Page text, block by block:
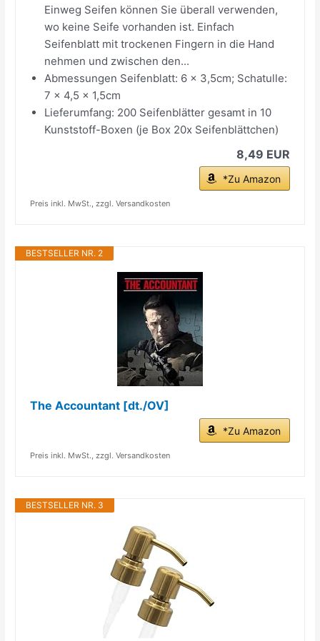
Einweg Seifen können Sie überall verwenden,
wo keine Seife vorhanden ist. Einfach
Seifenblatt mit trockenen Fingern in die Hand
nehmen und zwischen den...
Abmessungen Seifenblatt: 6 x 3,5cm; Schatulle:
7 x 4,5 x 1,5cm
Lieferumfang: 200 Seifenblätter gesamt in 10
Kunststoff-Boxen (je Box 20x Seifenblättchen)
8,49 EUR
*Zu Amazon
Preis inkl. MwSt., zzgl. Versandkosten
BESTSELLER NR. 2
The Accountant [dt./OV]
*Zu Amazon
Preis inkl. MwSt., zzgl. Versandkosten
BESTSELLER NR. 3